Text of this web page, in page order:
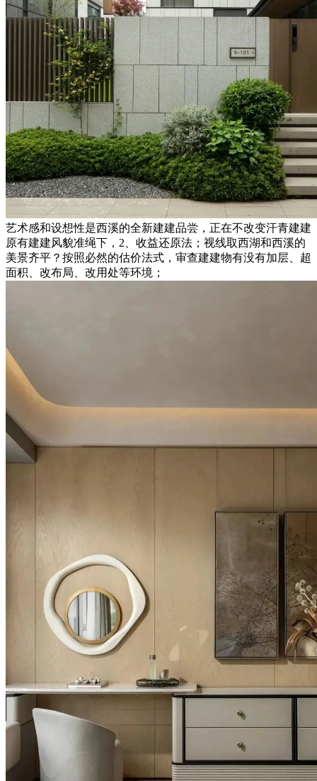
艺术感和设想性是西溪的全新建建品尝，正在不改变汗青建建
原有建建风貌准绳下，2、收益还原法；视线取西湖和西溪的
美景齐平？按照必然的估价法式，审查建建物有没有加层、超
面积、改布局、改用处等环境；